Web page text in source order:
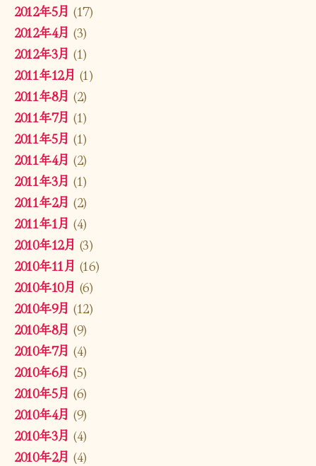
2012年5月 (17)
2012年4月 (3)
2012年3月 (1)
2011年12月 (1)
2011年8月 (2)
2011年7月 (1)
2011年5月 (1)
2011年4月 (2)
2011年3月 (1)
2011年2月 (2)
2011年1月 (4)
2010年12月 (3)
2010年11月 (16)
2010年10月 (6)
2010年9月 (12)
2010年8月 (9)
2010年7月 (4)
2010年6月 (5)
2010年5月 (6)
2010年4月 (9)
2010年3月 (4)
2010年2月 (4)